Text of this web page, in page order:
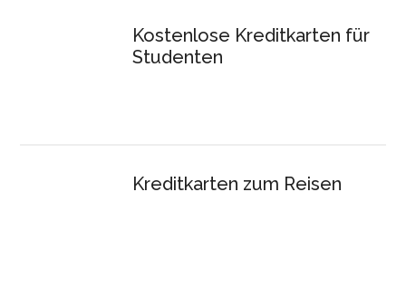
Kostenlose Kreditkarten für
Studenten
Kreditkarten zum Reisen